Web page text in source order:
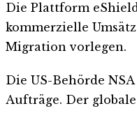
Die Plattform
kommerzielle
Migration vorlegen.
Die US-Behörde
Aufträge. Der